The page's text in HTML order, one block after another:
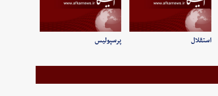
استقلال پرسپولیس